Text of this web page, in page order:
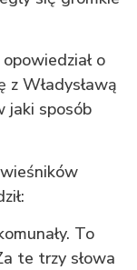
o
Władysławą
jaki sposób
To
te trzy słowa